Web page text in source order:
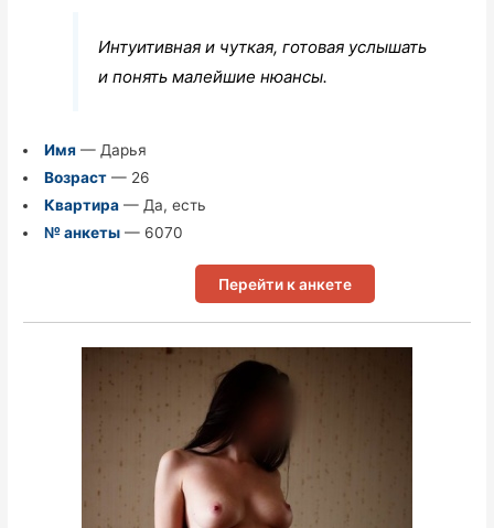
Интуитивная и чуткая, готовая услышать
и понять малейшие нюансы.
Имя— Дарья
Возраст— 26
Квартира— Да, есть
№ анкеты— 6070
Перейти к анкете